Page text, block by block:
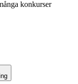
konkurser